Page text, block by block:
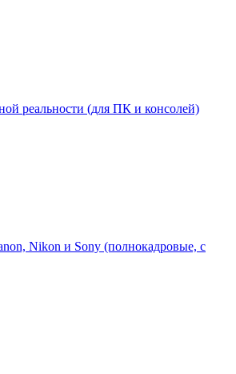
реальности (для ПК и консолей)
Nikon и Sony (полнокадровые, с